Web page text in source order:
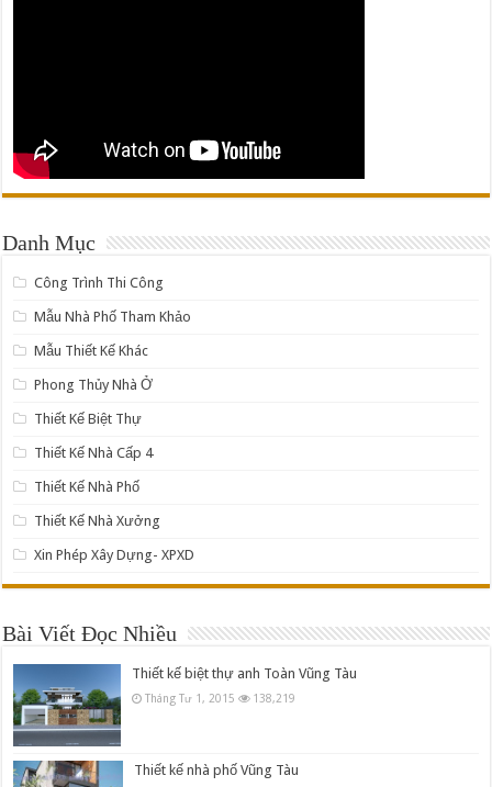
Danh Mục
Công Trình Thi Công
Mẫu Nhà Phố Tham Khảo
Mẫu Thiết Kế Khác
Phong Thủy Nhà Ở
Thiết Kế Biệt Thự
Thiết Kế Nhà Cấp 4
Thiết Kế Nhà Phố
Thiết Kế Nhà Xưởng
Xin Phép Xây Dựng- XPXD
Bài Viết Đọc Nhiều
Thiết kế biệt thự anh Toàn Vũng Tàu
Tháng Tư 1, 2015 138,219
Thiết kế nhà phố Vũng Tàu